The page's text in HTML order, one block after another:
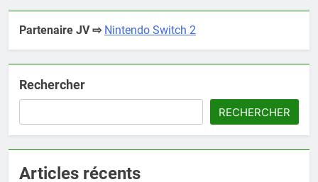
Partenaire JV ⇨ Nintendo Switch 2
Rechercher
RECHERCHER
Articles récents